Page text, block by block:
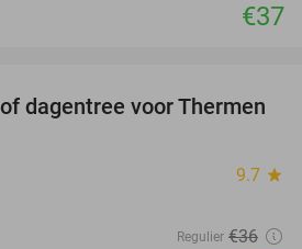
€37
25%
dagentree voor Thermen
9.7 star
Regulier €36